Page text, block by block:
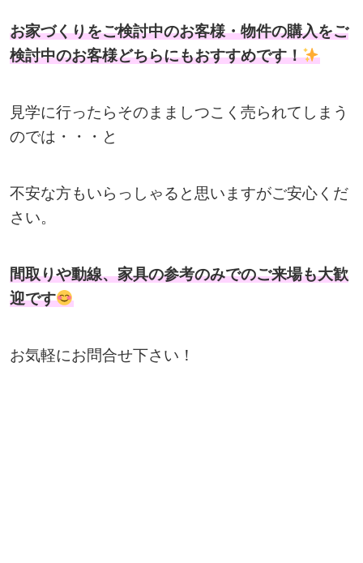
お家づくりをご検討中のお客様・物件の購入をご
検討中のお客様どちらにもおすすめです！
見学に行ったらそのまましつこく売られてしまう
のでは・・・と
不安な方もいらっしゃると思いますがご安心くだ
さい。
間取りや動線、家具の参考のみでのご来場も大歓
迎です
お気軽にお問合せ下さい！